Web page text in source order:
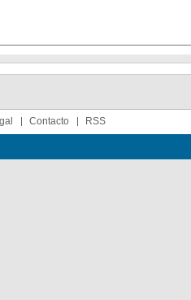
Contacto RSS